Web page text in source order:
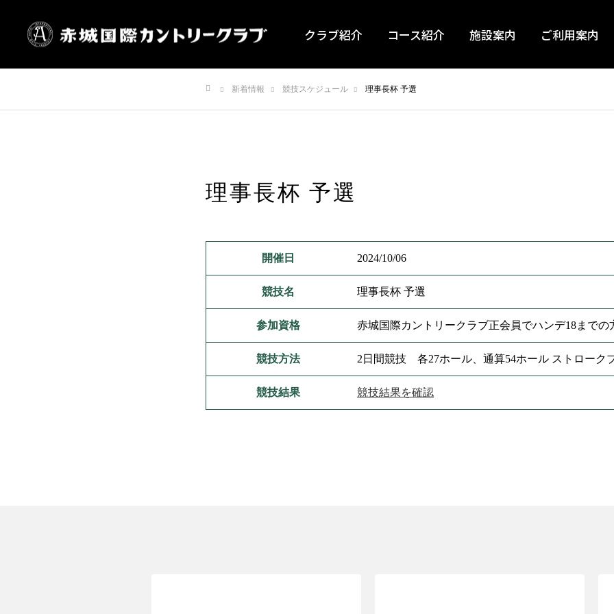
クラブ紹介 コース紹介 施設案内 ご利用案内
新着情報 競技スケジュール 理事長杯 予選
理事長杯 予選
開催日 2024/10/06
競技名 理事長杯 予選
参加資格 赤城国際カントリークラブ正会員でハンデ18までの
競技方法 2日間競技 各27ホール、通算54ホール ストローク
競技結果 競技結果を確認